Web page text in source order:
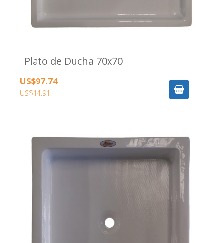
Plato de Ducha 70x70
US$97.74
US$14.91